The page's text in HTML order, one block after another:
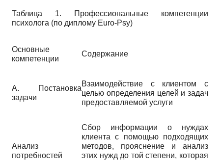
Таблица 1. Профессиональные компетенции
психолога (по диплому Euro-Psy)
Основные
компетенции
Содержание
А. Постановка
задачи
Взаимодействие с клиентом с
целью определения целей и задач
предоставляемой услуги
Анализ
потребностей
Сбор информации о нуждах
клиента с помощью подходящих
методов, прояснение и анализ
этих нужд до той степени, которая